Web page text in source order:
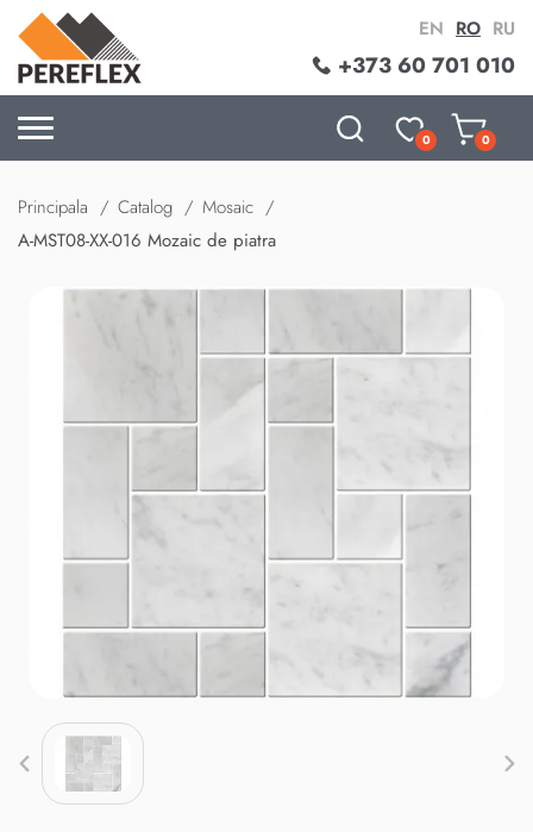
+373 60 701 010
EN RO RU
0 0
Principala Catalog
Mosaic
A-MST08-XX-016 Mozaic de piatra